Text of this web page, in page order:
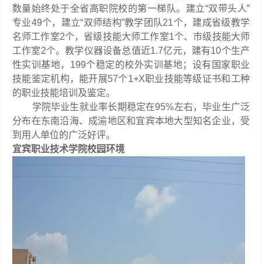
数量始终处于全省高职院校的第一梯队。建立“双带头人”
专业49个，建立“双师结构”教学团队21个，建成省级教学
名师工作室2个，省级技能大师工作室1个、市级技能大师
工作室2个。教学仪器设备总值近1.7亿元，建有10个生产
性实训基地，199个稳定的校外实训基地；设有国家职业
技能鉴定机构，能开展57个1+X职业技能等级证书和工种
的职业技能培训及鉴定。
学院毕业生就业率长期稳定在95%左右，毕业生广泛
分布在东南沿海、成渝地区和宜宾本地大型知名企业，受
到用人单位的广泛好评。
宜宾职业技术学院校园环境